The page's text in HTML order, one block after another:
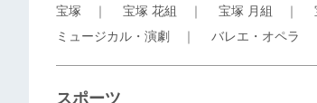
宝塚 ｜ 宝塚 花組 ｜ 宝塚 月組 ｜
ミュージカル・演劇
｜ バレエ・オペラ
スポーツ